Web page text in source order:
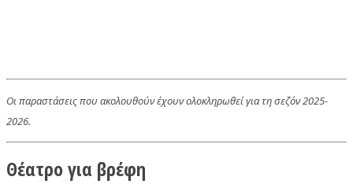
Οι παραστάσεις που ακολουθούν έχουν ολοκληρωθεί για τη σεζόν 2025-
2026.
Θέατρο για βρέφη